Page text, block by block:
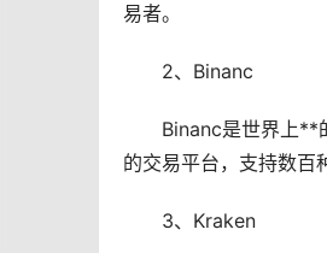
易者。
2、Binanc
Binanc是世界上**
的交易平台，支持数百
3、Kraken